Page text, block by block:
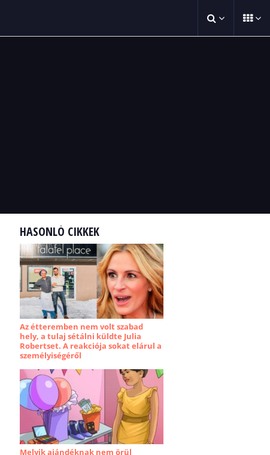
HASONLÓ CIKKEK
Az étteremben nem volt szabad
hely, a tulaj sétálni küldte Julia
Robertset. A reakciója sokat elárul a
személyiségéről
Melyik ajándéknak nem örül